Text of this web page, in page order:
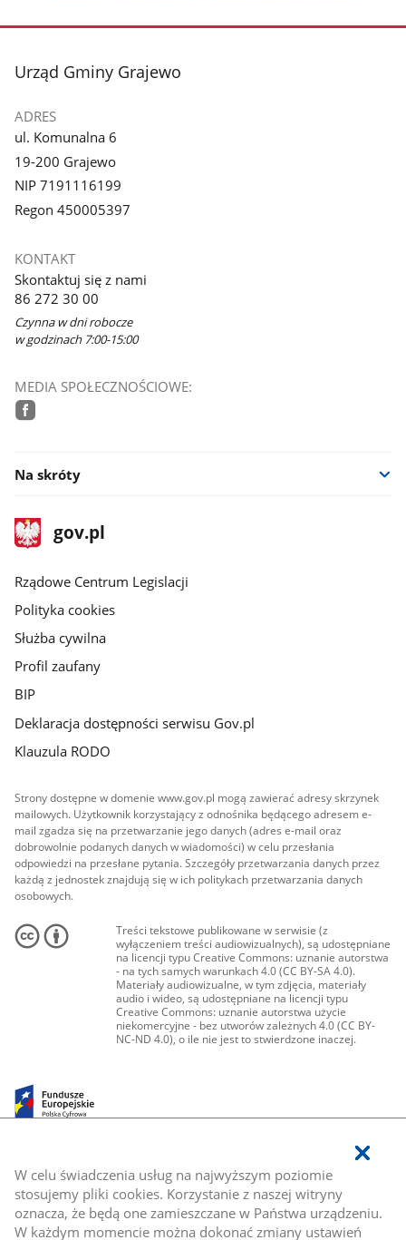
W celu świadczenia usług na najwyższym poziomie
stosujemy pliki cookies. Korzystanie z naszej witryny
oznacza, że będą one zamieszczane w Państwa urządzeniu.
W każdym momencie można dokonać zmiany ustawień
galerii.
stopka
Urząd Gminy Grajewo
ADRES
ul. Komunalna 6
19-200 Grajewo
NIP 7191116199
Regon 450005397
KONTAKT
Skontaktuj się z nami
86 272 30 00
Czynna w dni robocze
w godzinach 7:00-15:00
MEDIA SPOŁECZNOŚCIOWE:
Na skróty
stopka
gov.plStrona
gov.pl
Rządowe Centrum Legislacji
Polityka cookies
Służba cywilna
Profil zaufany
BIP
Deklaracja dostępności serwisu Gov.pl
Klauzula RODO
Strony dostępne w domenie www.gov.pl mogą zawierać adresy skrzynek
mailowych. Użytkownik korzystający z odnośnika będącego adresem e-
mail zgadza się na przetwarzanie jego danych (adres e-mail oraz
dobrowolnie podanych danych w wiadomości) w celu przesłania
odpowiedzi na przesłane pytania. Szczegóły przetwarzania danych przez
każdą z jednostek znajdują się w ich politykach przetwarzania danych
osobowych.
Treści tekstowe publikowane w serwisie (z
wyłączeniem treści audiowizualnych), są udostępniane
na licencji typu Creative Commons: uznanie autorstwa
- na tych samych warunkach 4.0 (CC BY-SA 4.0).
Materiały audiowizualne, w tym zdjęcia, materiały
audio i wideo, są udostępniane na licencji typu
Creative Commons: uznanie autorstwa użycie
niekomercyjne - bez utworów zależnych 4.0 (CC BY-
NC-ND 4.0), o ile nie jest to stwierdzone inaczej.